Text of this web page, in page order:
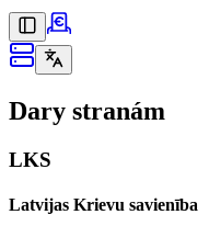
Dary stranám
LKS
Latvijas Krievu savienība